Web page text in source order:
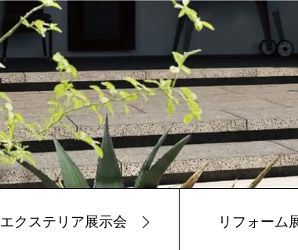
エクステリア展示会 リフォーム